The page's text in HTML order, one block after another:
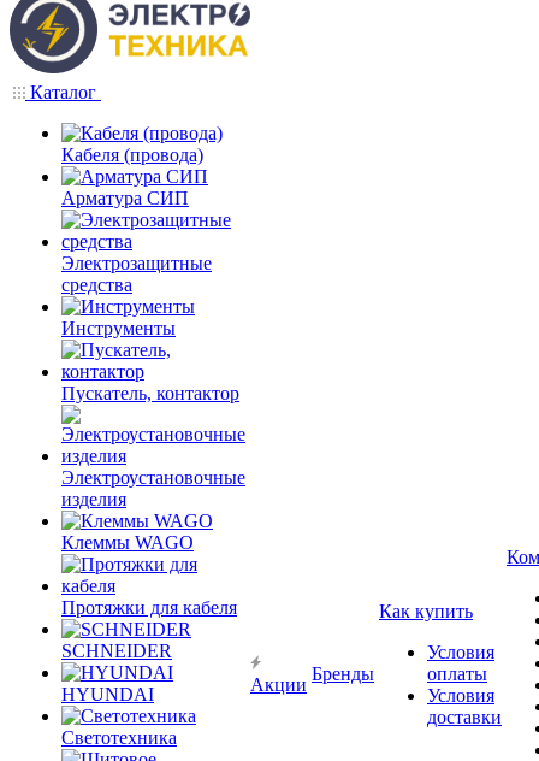
Каталог
Кабеля (провода)
Арматура СИП
Электрозащитные
средства
Инструменты
Пускатель, контактор
Электроустановочные
изделия
Клеммы WAGO
Протяжки для кабеля
SCHNEIDER
HYUNDAI
Светотехника
Акции
Бренды
Как купить
Условия
оплаты
Условия
доставки